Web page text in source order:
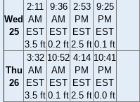
Wed
25
2:11
AM
EST
3.5 ft
9:36
AM
EST
0.2 ft
2:53
PM
EST
2.5 ft
9:25
PM
EST
0.1 ft
Thu
26
3:32
AM
EST
3.5 ft
10:52
AM
EST
0.1 ft
4:14
PM
EST
2.5 ft
10:41
PM
EST
0.0 ft